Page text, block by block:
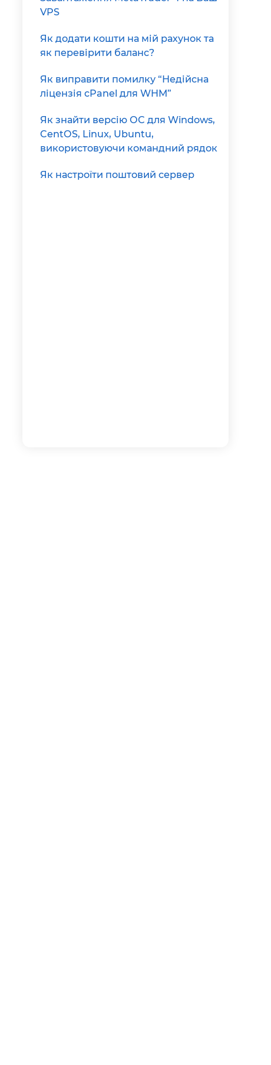
VPS
Як додати кошти на мій рахунок та
як перевірити баланс?
Як виправити помилку “Недійсна
ліцензія cPanel для WHM”
Як знайти версію ОС для Windows,
CentOS, Linux, Ubuntu,
використовуючи командний рядок
Як настроїти поштовий сервер